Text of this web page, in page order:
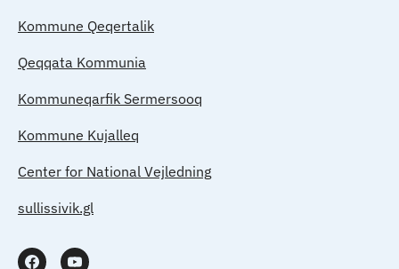
Kommune Qeqertalik
Qeqqata Kommunia
Kommuneqarfik Sermersooq
Kommune Kujalleq
Center for National Vejledning
sullissivik.gl